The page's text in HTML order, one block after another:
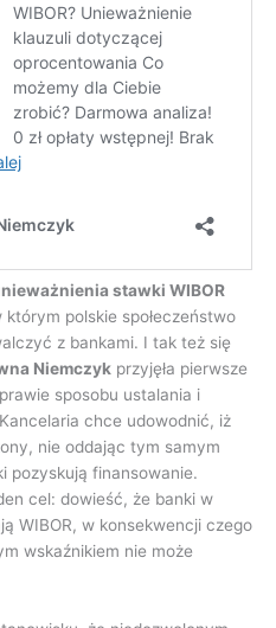
stawki WIBOR
polskie społeczeństwo
z bankami. I tak też się
Niemczyk przyjęła pierwsze
sposobu ustalania i
chce udowodnić, iż
nie oddając tym samym
pozyskują finansowanie.
cel: dowieść, że banki w
WIBOR, w konsekwencji czego
wskaźnikiem nie może